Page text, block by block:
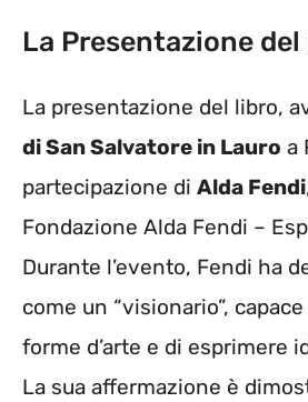
La Presentazione
La presentazione del libro,
di San Salvatore in Lauro a
partecipazione di Alda Fendi
Fondazione Alda Fendi –
Durante l’evento, Fendi ha
come un “visionario”,
forme d’arte e di esprimere
La sua affermazione è